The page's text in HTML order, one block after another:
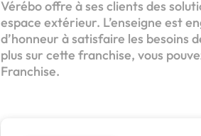
Vérébo offre à ses clients des
espace extérieur. L’enseigne est
d’honneur à satisfaire les besoins
plus sur cette franchise, vous
Franchise.